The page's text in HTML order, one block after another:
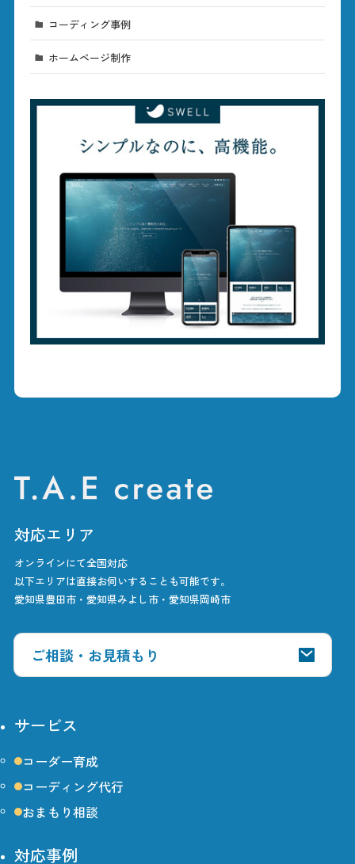
コーディング事例
ホームページ制作
対応エリア
オンラインにて全国対応
以下エリアは直接お伺いすることも可能です。
愛知県豊田市・愛知県みよし市・愛知県岡崎市
ご相談・お見積もり
サービス
コーダー育成
コーディング代行
おまもり相談
対応事例